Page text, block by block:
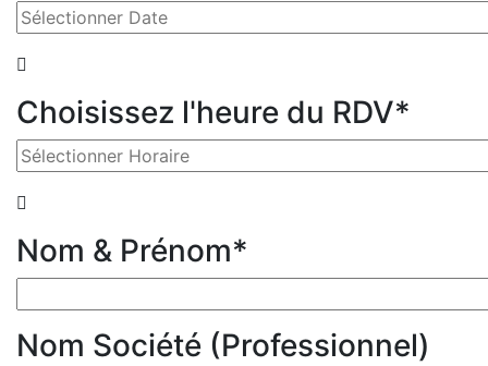
Choisissez l'heure du RDV*
Nom & Prénom*
Nom Société (Professionnel)